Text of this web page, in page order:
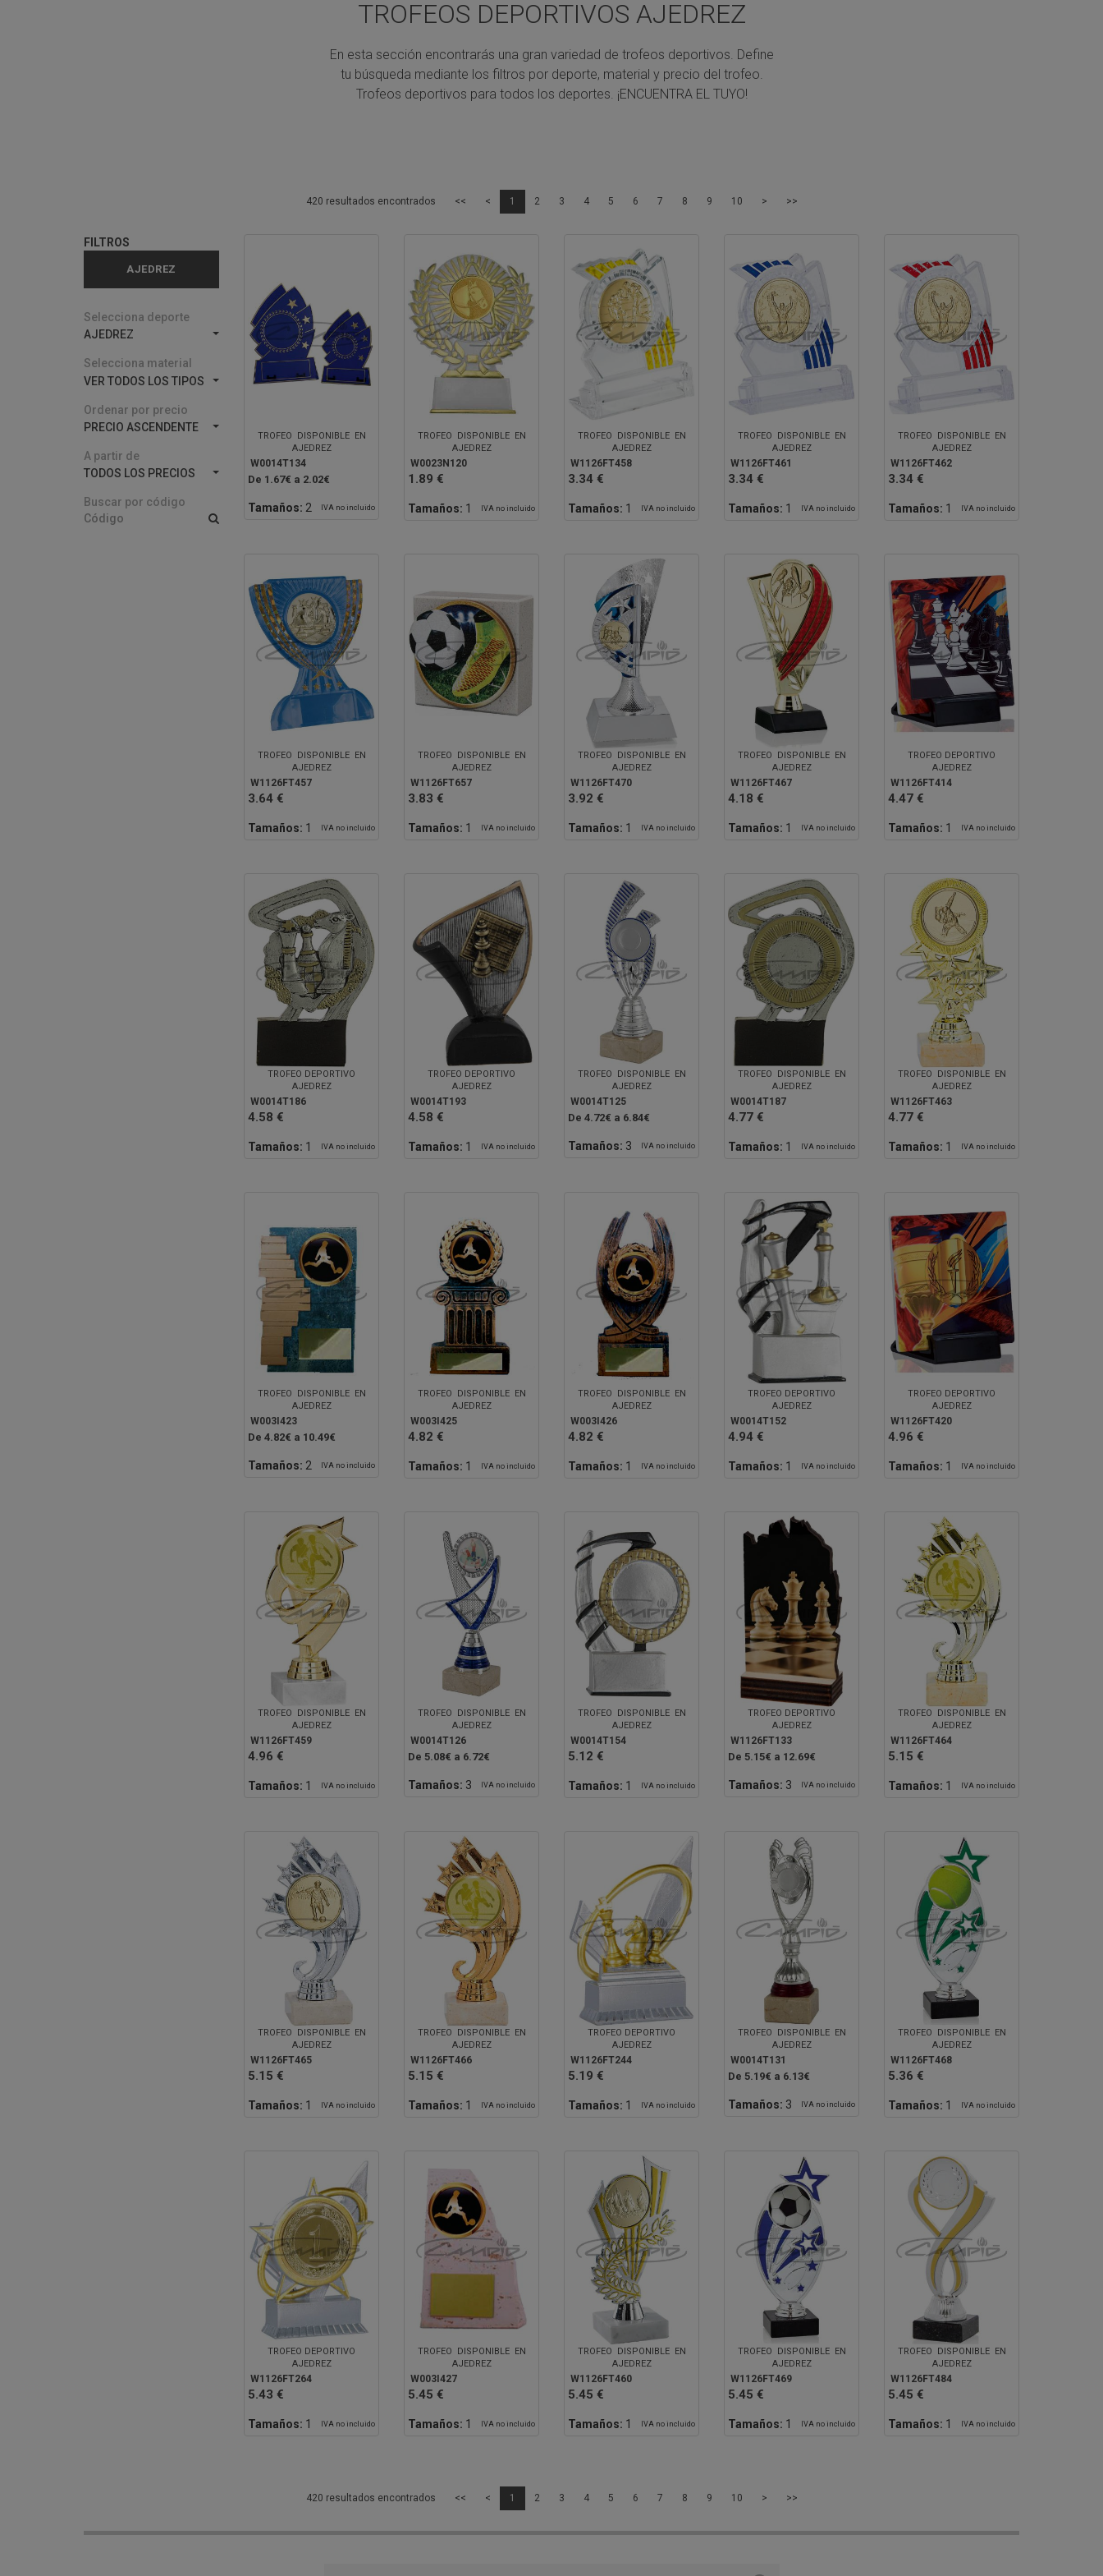
TROFEOS DEPORTIVOS AJEDREZ
En esta sección encontrarás una gran variedad de trofeos deportivos. Define
tu búsqueda mediante los filtros por deporte, material y precio del trofeo.
Trofeos deportivos para todos los deportes. ¡ENCUENTRA EL TUYO!
420 resultados encontrados << < 1 2 3 4 5 6 7 8 9 10 > >>
FILTROS
AJEDREZ
Selecciona deporte
AJEDREZ
Selecciona material
VER TODOS LOS TIPOS
Ordenar por precio
PRECIO ASCENDENTE
A partir de
TODOS LOS PRECIOS
Buscar por código
TROFEO DISPONIBLE EN
AJEDREZ
W0014T134
De 1.67€ a 2.02€
Tamaños: 2 IVA no incluido
TROFEO DISPONIBLE EN
AJEDREZ
W0023N120
1.89 €
Tamaños: 1 IVA no incluido
TROFEO DISPONIBLE EN
AJEDREZ
W1126FT458
3.34 €
Tamaños: 1 IVA no incluido
TROFEO DISPONIBLE EN
AJEDREZ
W1126FT461
3.34 €
Tamaños: 1 IVA no incluido
TROFEO DISPONIBLE EN
AJEDREZ
W1126FT462
3.34 €
Tamaños: 1 IVA no incluido
TROFEO DISPONIBLE EN
AJEDREZ
W1126FT457
3.64 €
Tamaños: 1 IVA no incluido
TROFEO DISPONIBLE EN
AJEDREZ
W1126FT657
3.83 €
Tamaños: 1 IVA no incluido
TROFEO DISPONIBLE EN
AJEDREZ
W1126FT470
3.92 €
Tamaños: 1 IVA no incluido
TROFEO DISPONIBLE EN
AJEDREZ
W1126FT467
4.18 €
Tamaños: 1 IVA no incluido
TROFEO DEPORTIVO
AJEDREZ
W1126FT414
4.47 €
Tamaños: 1 IVA no incluido
TROFEO DEPORTIVO
AJEDREZ
W0014T186
4.58 €
Tamaños: 1 IVA no incluido
TROFEO DEPORTIVO
AJEDREZ
W0014T193
4.58 €
Tamaños: 1 IVA no incluido
TROFEO DISPONIBLE EN
AJEDREZ
W0014T125
De 4.72€ a 6.84€
Tamaños: 3 IVA no incluido
TROFEO DISPONIBLE EN
AJEDREZ
W0014T187
4.77 €
Tamaños: 1 IVA no incluido
TROFEO DISPONIBLE EN
AJEDREZ
W1126FT463
4.77 €
Tamaños: 1 IVA no incluido
TROFEO DISPONIBLE EN
AJEDREZ
W003I423
De 4.82€ a 10.49€
Tamaños: 2 IVA no incluido
TROFEO DISPONIBLE EN
AJEDREZ
W003I425
4.82 €
Tamaños: 1 IVA no incluido
TROFEO DISPONIBLE EN
AJEDREZ
W003I426
4.82 €
Tamaños: 1 IVA no incluido
TROFEO DEPORTIVO
AJEDREZ
W0014T152
4.94 €
Tamaños: 1 IVA no incluido
TROFEO DEPORTIVO
AJEDREZ
W1126FT420
4.96 €
Tamaños: 1 IVA no incluido
TROFEO DISPONIBLE EN
AJEDREZ
W1126FT459
4.96 €
Tamaños: 1 IVA no incluido
TROFEO DISPONIBLE EN
AJEDREZ
W0014T126
De 5.08€ a 6.72€
Tamaños: 3 IVA no incluido
TROFEO DISPONIBLE EN
AJEDREZ
W0014T154
5.12 €
Tamaños: 1 IVA no incluido
TROFEO DEPORTIVO
AJEDREZ
W1126FT133
De 5.15€ a 12.69€
Tamaños: 3 IVA no incluido
TROFEO DISPONIBLE EN
AJEDREZ
W1126FT464
5.15 €
Tamaños: 1 IVA no incluido
TROFEO DISPONIBLE EN
AJEDREZ
W1126FT465
5.15 €
Tamaños: 1 IVA no incluido
TROFEO DISPONIBLE EN
AJEDREZ
W1126FT466
5.15 €
Tamaños: 1 IVA no incluido
TROFEO DEPORTIVO
AJEDREZ
W1126FT244
5.19 €
Tamaños: 1 IVA no incluido
TROFEO DISPONIBLE EN
AJEDREZ
W0014T131
De 5.19€ a 6.13€
Tamaños: 3 IVA no incluido
TROFEO DISPONIBLE EN
AJEDREZ
W1126FT468
5.36 €
Tamaños: 1 IVA no incluido
TROFEO DEPORTIVO
AJEDREZ
W1126FT264
5.43 €
Tamaños: 1 IVA no incluido
TROFEO DISPONIBLE EN
AJEDREZ
W003I427
5.45 €
Tamaños: 1 IVA no incluido
TROFEO DISPONIBLE EN
AJEDREZ
W1126FT460
5.45 €
Tamaños: 1 IVA no incluido
TROFEO DISPONIBLE EN
AJEDREZ
W1126FT469
5.45 €
Tamaños: 1 IVA no incluido
TROFEO DISPONIBLE EN
AJEDREZ
W1126FT484
5.45 €
Tamaños: 1 IVA no incluido
420 resultados encontrados << < 1 2 3 4 5 6 7 8 9 10 > >>